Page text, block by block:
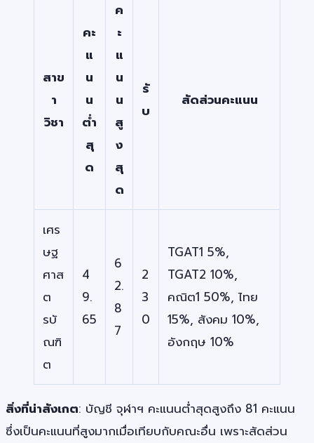
สาข
า
วิชา
คะ
แ
น
น
ต่ำ
สุ
ด
ค
ะ
แ
น
น
สู
ง
สุ
ด
รั
บ
สัดส่วนคะแนน
เศร
ษฐ
ศาส
ต
รบั
ณฑิ
ต
4
9.
65
6
2.
8
7
2
3
0
TGAT1 5%,
TGAT2 10%,
คณิต1 50%, ไทย
15%, สังคม 10%,
อังกฤษ 10%
สิ่งที่น่าสังเกต: บัญชี จุฬาฯ คะแนนต่ำสุดสูงถึง 81 คะแนน
ซึ่งเป็นคะแนนที่สูงมากเมื่อเทียบกับคณะอื่น เพราะสัดส่วน